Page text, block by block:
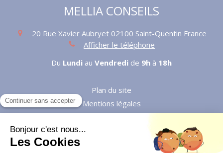
MELLIA CONSEILS
20 Rue Xavier Aubryet 02100 Saint-Quentin France
Afficher le téléphone
Du Lundi au Vendredi de 9h à 18h
Plan du site
Mentions légales
coaching et formation en entreprise (management,
communication, commerce)